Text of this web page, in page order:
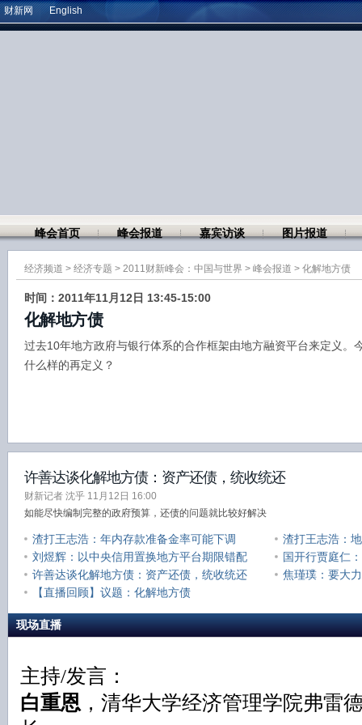
财新网 English
峰会首页 峰会报道 嘉宾访谈 图片报道
经济频道 > 经济专题 > 2011财新峰会：中国与世界 > 峰会报道 > 化解地方债
时间：2011年11月12日 13:45-15:00
化解地方债
过去10年地方政府与银行体系的合作框架由地方融资平台来定义。
什么样的再定义？
许善达谈化解地方债：资产还债，统收统还
财新记者 沈乎 11月12日 16:00
如能尽快编制完整的政府预算，还债的问题就比较好解决
渣打王志浩：年内存款准备金率可能下调
渣打王志浩：
全部地方债
刘煜辉：以中央信用置换地方平台期限错配
风险
国开行贾庭仁
许善达谈化解地方债：资产还债，统收统还
焦瑾璞：要大
【直播回顾】议题：化解地方债
现场直播